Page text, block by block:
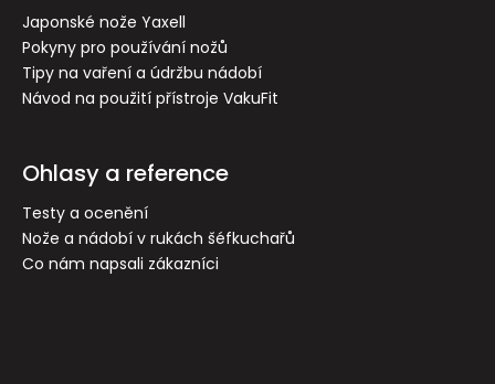
Japonské nože Yaxell
Pokyny pro používání nožů
Tipy na vaření a údržbu nádobí
Návod na použití přístroje VakuFit
Ohlasy a reference
Testy a ocenění
Nože a nádobí v rukách šéfkuchařů
Co nám napsali zákazníci